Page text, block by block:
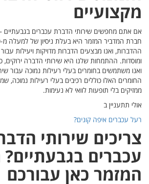
מקצועיים
אם אתם מחפשים שירותי הדברת עכברים בגבעתיים
ההדברות, ואנו מבצעים הדברות מדויקות ויעילות
ומוסדות. ההתמחות שלנו היא שירותי הדברה ירוקים,
ואנו משתמשים בחומרים בעלי רעילות נמוכה עבור
החומרים האלו כוללים רכיבים בעלי רעילות נמוכה,
ממזיקים בלי תופעות לוואי לא נעימות.
אולי תתעניין ב
רעל עכברים איפה קונים?
צריכים שירותי
עכברים
המזמר כאן עבורכם